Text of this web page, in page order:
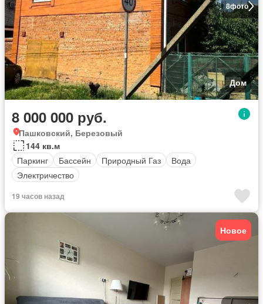
8фото
Дом
8 000 000 руб.
Пашковский, Березовый
144 кв.м
Паркинг
Бассейн Природный Газ
Вода
Электричество
19 часов назад
Новое